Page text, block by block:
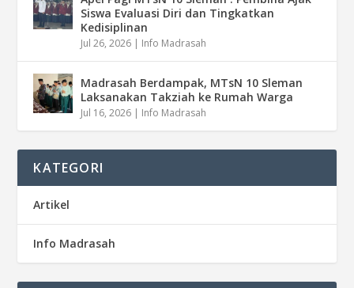
Siswa Evaluasi Diri dan Tingkatkan
Kedisiplinan
Jul 26, 2026 | Info Madrasah
Madrasah Berdampak, MTsN 10 Sleman
Laksanakan Takziah ke Rumah Warga
Jul 16, 2026 | Info Madrasah
KATEGORI
Artikel
Info Madrasah